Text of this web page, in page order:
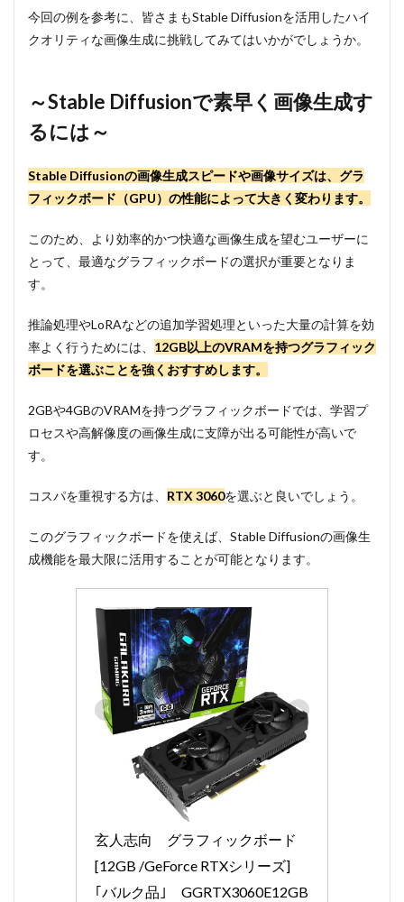
今回の例を参考に、皆さまもStable Diffusionを活用したハイ
クオリティな画像生成に挑戦してみてはいかがでしょうか。
～Stable Diffusionで素早く画像生成す
るには～
Stable Diffusionの画像生成スピードや画像サイズは、グラ
フィックボード（GPU）の性能によって大きく変わります。
このため、より効率的かつ快適な画像生成を望むユーザーに
とって、最適なグラフィックボードの選択が重要となりま
す。
推論処理やLoRAなどの追加学習処理といった大量の計算を効
率よく行うためには、 12GB以上のVRAMを持つグラフィック
ボードを選ぶことを強くおすすめします。
2GBや4GBのVRAMを持つグラフィックボードでは、学習プ
ロセスや高解像度の画像生成に支障が出る可能性が高いで
す。
コスパを重視する方は、 RTX 3060を選ぶと良いでしょう。
このグラフィックボードを使えば、Stable Diffusionの画像生
成機能を最大限に活用することが可能となります。
玄人志向　グラフィックボード
[12GB /GeForce RTXシリーズ]
｢バルク品｣　GGRTX3060E12GB